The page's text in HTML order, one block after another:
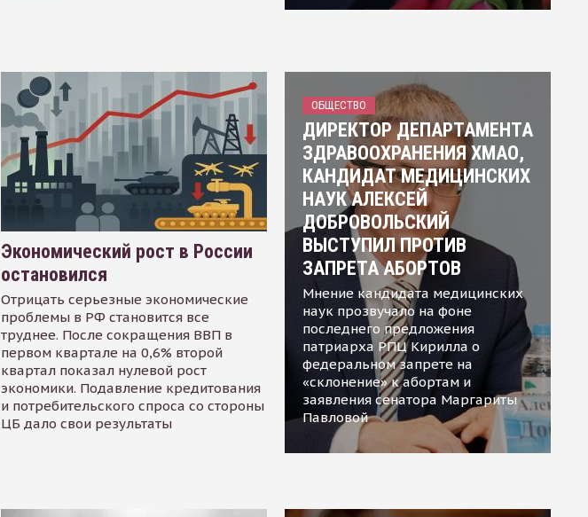
Экономический рост в России
остановился
Отрицать серьезные экономические
проблемы в РФ становится все
труднее. После сокращения ВВП в
первом квартале на 0,6% второй
квартал показал нулевой рост
экономики. Подавление кредитования
и потребительского спроса со стороны
ЦБ дало свои результаты
ОБЩЕСТВО
ДИРЕКТОР ДЕПАРТАМЕНТА
ЗДРАВООХРАНЕНИЯ ХМАО,
КАНДИДАТ МЕДИЦИНСКИХ
НАУК АЛЕКСЕЙ
ДОБРОВОЛЬСКИЙ
ВЫСТУПИЛ ПРОТИВ
ЗАПРЕТА АБОРТОВ
Мнение кандидата медицинских
наук прозвучало на фоне
последнего предложения
патриарха РПЦ Кирилла о
федеральном запрете на
«склонение» к абортам и
заявления сенатора Маргариты
Павловой